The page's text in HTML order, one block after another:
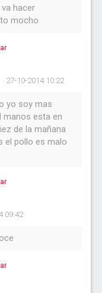
hacer
mocho
27-10-2014 10:22
yo soy mas
manos esta en
de la mañana
el pollo es malo
09:42